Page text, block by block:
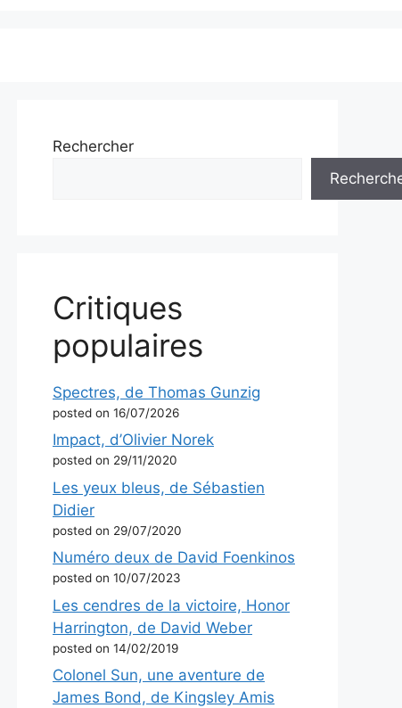
Rechercher
Critiques
populaires
Spectres, de Thomas Gunzig
posted on 16/07/2026
Impact, d’Olivier Norek
posted on 29/11/2020
Les yeux bleus, de Sébastien
Didier
posted on 29/07/2020
Numéro deux de David Foenkinos
posted on 10/07/2023
Les cendres de la victoire, Honor
Harrington, de David Weber
posted on 14/02/2019
Colonel Sun, une aventure de
James Bond, de Kingsley Amis